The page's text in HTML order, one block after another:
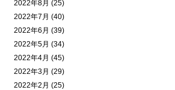
2022年8月 (25)
2022年7月 (40)
2022年6月 (39)
2022年5月 (34)
2022年4月 (45)
2022年3月 (29)
2022年2月 (25)